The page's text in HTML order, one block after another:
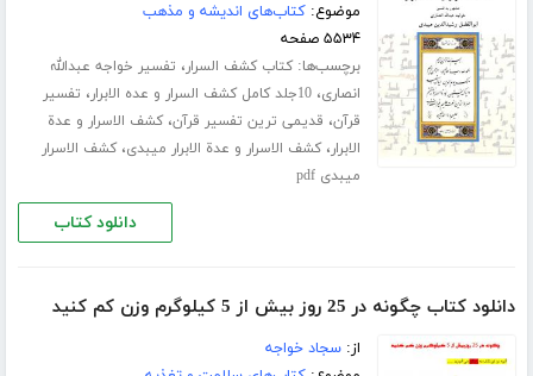
موضوع:کتاب‌های اندیشه و مذهب
۵۵۳۴ صفحه
برچسب‌ها:کتاب کشف السرار، تفسیر خواجه عبدالله
انصاری،10جلد کامل کشف السرار و عده الابرار ، تفسیر
قرآن، قدیمی ترین تفسیر قرآن،کشف الاسرار و عدة
الابرار،کشف الاسرار و عدة الابرار میبدی،کشف الاسرار
میبدی pdf
دانلود کتاب
دانلود کتاب چگونه در 25 روز بیش از 5 کیلوگرم وزن کم کنید
از:سجاد خواجه